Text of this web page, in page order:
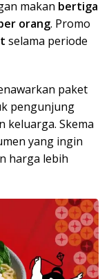
makan bertiga
orang. Promo
selama periode
paket
pengunjung
keluarga. Skema
yang ingin
harga lebih